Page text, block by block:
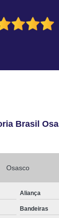
Brasil
Osasco
Aliança
Bandeiras